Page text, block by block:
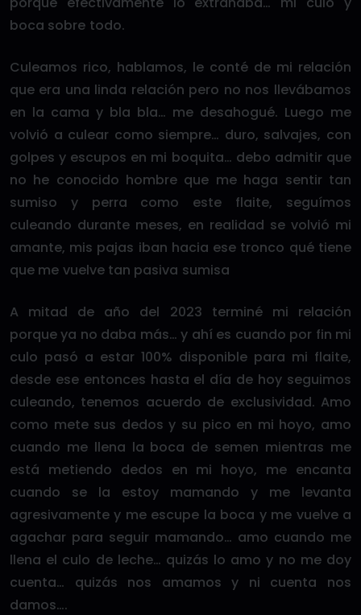
boca sobre todo.
Culeamos rico, hablamos, le conté de mi relación
que era una linda relación pero no nos llevábamos
en la cama y bla bla… me desahogué. Luego me
volvió a culear como siempre… duro, salvajes, con
golpes y escupos en mi boquita… debo admitir que
no he conocido hombre que me haga sentir tan
sumiso y perra como este flaite, seguímos
culeando durante meses, en realidad se volvió mi
amante, mis pajas iban hacia ese tronco qué tiene
que me vuelve tan pasiva sumisa
A mitad de año del 2023 terminé mi relación
porque ya no daba más… y ahí es cuando por fin mi
culo pasó a estar 100% disponible para mi flaite,
desde ese entonces hasta el día de hoy seguimos
culeando, tenemos acuerdo de exclusividad. Amo
como mete sus dedos y su pico en mi hoyo, amo
cuando me llena la boca de semen mientras me
está metiendo dedos en mi hoyo, me encanta
cuando se la estoy mamando y me levanta
agresivamente y me escupe la boca y me vuelve a
agachar para seguir mamando… amo cuando me
llena el culo de leche… quizás lo amo y no me doy
cuenta… quizás nos amamos y ni cuenta nos
damos….